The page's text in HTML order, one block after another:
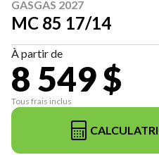
GASGAS 2027
MC 85 17/14
À partir de
8 549 $
Tous frais inclus